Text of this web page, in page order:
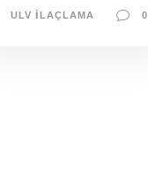
ULV İLAÇLAMA 0